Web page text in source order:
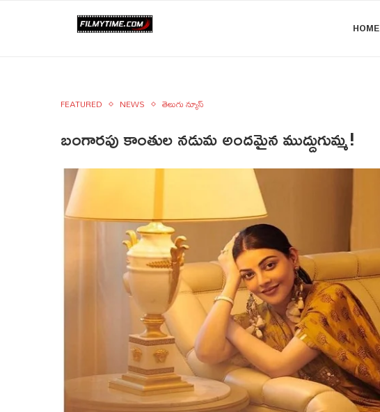
HOME
FEATURED NEWS తెలుగు న్యూస్
బంగారపు కాంతుల నడుమ అందమైన ముద్దుగుమ్మ!